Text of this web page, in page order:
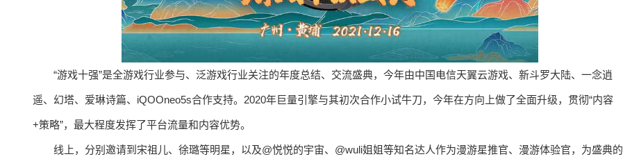
“游戏⼗强”是全游戏⾏业参与、泛游戏⾏业关注的年度总结、交流盛典，今年由中国电信天翼云游戏、新斗罗大陆、一念逍
遥、幻塔、爱琳诗篇、iQOOneo5s合作支持。2020年巨量引擎与其初次合作小试牛刀，今年在方向上做了全面升级，贯彻“内容
+策略”，最大程度发挥了平台流量和内容优势。
线上，分别邀请到宋祖儿、徐璐等明星，以及@悦悦的宇宙、@wuli姐姐等知名达人作为漫游星推官、漫游体验官，为盛典的